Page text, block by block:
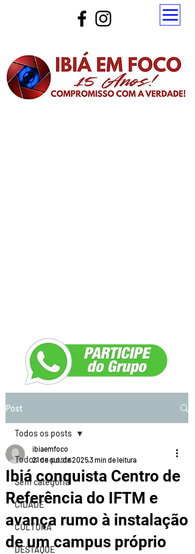
Post
Todos os posts
Sem categoria
CIDADE
CULTURA
DESTAQUE
Todos os posts
Ibiá conquista Centro de
Referência do IFTM e
avança rumo à instalação
de um campus próprio
ibiaemfoco
21 de out. de 20253 min de leitura